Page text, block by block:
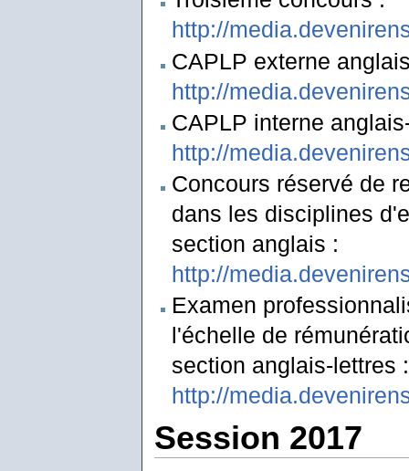
http://
CAPLP externe
http://
CAPLP interne
http://
Concours réservé de
dans les disciplines
section anglais :
http://
Examen
l'échelle de
section anglais-lettres :
http://
Session 2017